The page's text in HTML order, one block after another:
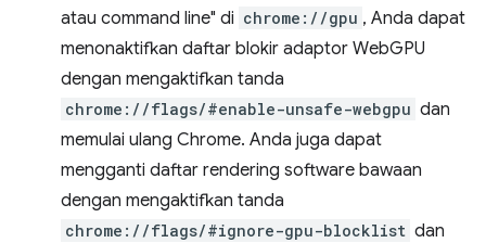
atau command line" di chrome://gpu , Anda dapat
menonaktifkan daftar blokir adaptor WebGPU
dengan mengaktifkan tanda
chrome://flags/#enable-unsafe-webgpu dan
memulai ulang Chrome. Anda juga dapat
mengganti daftar rendering software bawaan
dengan mengaktifkan tanda
chrome://flags/#ignore-gpu-blocklist dan